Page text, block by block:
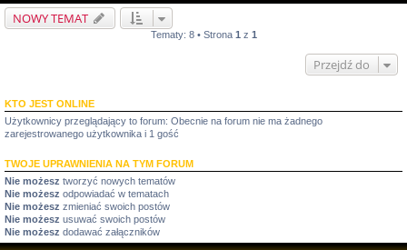
NOWY TEMAT
Tematy: 8 • Strona 1 z 1
Przejdź do
KTO JEST ONLINE
Użytkownicy przeglądający to forum: Obecnie na forum nie ma żadnego
zarejestrowanego użytkownika i 1 gość
TWOJE UPRAWNIENIA NA TYM FORUM
Nie możesz tworzyć nowych tematów
Nie możesz odpowiadać w tematach
Nie możesz zmieniać swoich postów
Nie możesz usuwać swoich postów
Nie możesz dodawać załączników